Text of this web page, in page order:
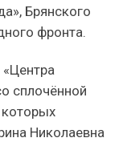
Брянского
фронта.
сплочённой
Николаевна